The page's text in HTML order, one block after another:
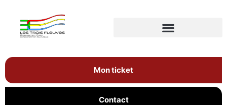
Mon ticket
Contact